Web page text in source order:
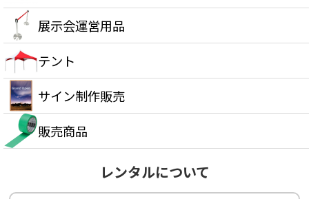
展示会運営用品
テント
サイン制作販売
販売商品
レンタルについて